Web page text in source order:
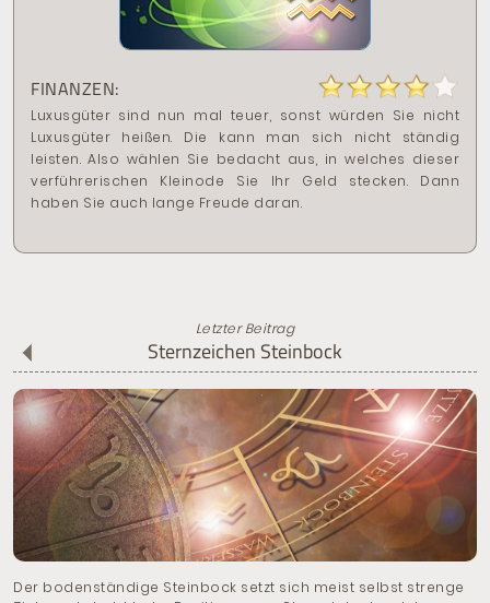
FINANZEN:
Luxusgüter sind nun mal teuer, sonst würden Sie nicht
Luxusgüter heißen. Die kann man sich nicht ständig
leisten. Also wählen Sie bedacht aus, in welches dieser
verführerischen Kleinode Sie Ihr Geld stecken. Dann
haben Sie auch lange Freude daran.
Letzter Beitrag
Sternzeichen Steinbock
Der bodenständige Steinbock setzt sich meist selbst strenge